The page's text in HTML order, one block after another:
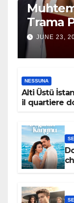
Trama
JUNE 23,
NESSUNA
Alti Üstü
il quartiere